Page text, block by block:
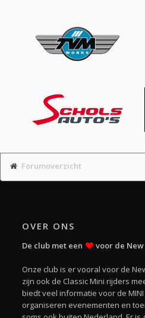
Forumoverzicht
OVER ONS
De club met een voor de New
Onze club is er vooral voor de
zijn ook de Classic Mini rijders
biedt veel informatie voor de
organiseren evenementen en